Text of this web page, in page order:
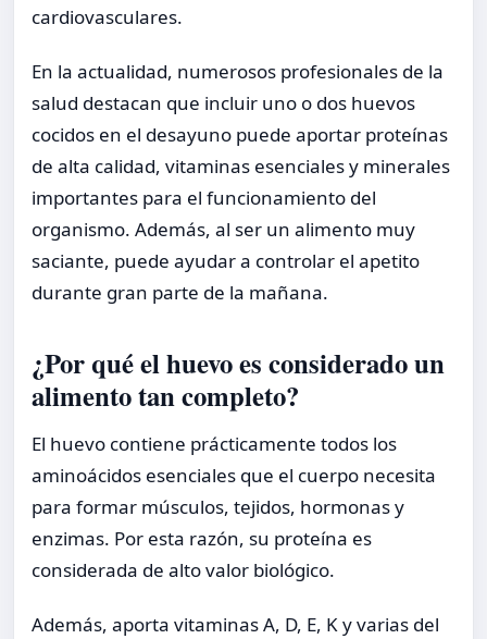
cardiovasculares.
En la actualidad, numerosos profesionales de la
salud destacan que incluir uno o dos huevos
cocidos en el desayuno puede aportar proteínas
de alta calidad, vitaminas esenciales y minerales
importantes para el funcionamiento del
organismo. Además, al ser un alimento muy
saciante, puede ayudar a controlar el apetito
durante gran parte de la mañana.
¿Por qué el huevo es considerado un
alimento tan completo?
El huevo contiene prácticamente todos los
aminoácidos esenciales que el cuerpo necesita
para formar músculos, tejidos, hormonas y
enzimas. Por esta razón, su proteína es
considerada de alto valor biológico.
Además, aporta vitaminas A, D, E, K y varias del